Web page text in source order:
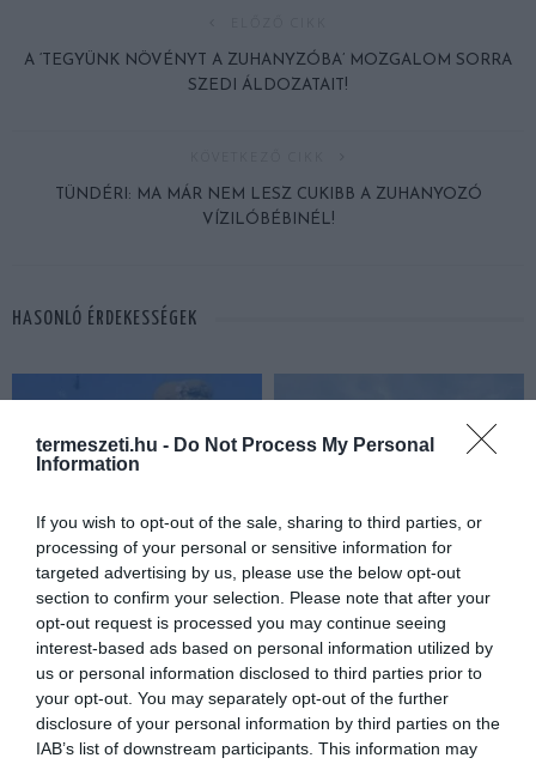
termeszeti.hu - Do Not Process My Personal
Information
If you wish to opt-out of the sale, sharing to third parties, or
processing of your personal or sensitive information for
targeted advertising by us, please use the below opt-out
section to confirm your selection. Please note that after your
opt-out request is processed you may continue seeing
interest-based ads based on personal information utilized by
us or personal information disclosed to third parties prior to
your opt-out. You may separately opt-out of the further
disclosure of your personal information by third parties on the
IAB’s list of downstream participants. This information may
A ‘TEGYÜNK NÖVÉNYT A ZUHANYZÓBA’ MOZGALOM SORRA
SZEDI ÁLDOZATAIT!
TÜNDÉRI: MA MÁR NEM LESZ CUKIBB A ZUHANYOZÓ
VÍZILÓBÉBINÉL!
HASONLÓ ÉRDEKESSÉGEK
A KORALLZÁTONY NEM CSAK
SZÍNES HALAKBÓL ÁLL: MOST
500 EDDIG ISMERETLEN
LAKÓJÁT MUTATTA MEG
2026-08-06
KIRÁNDULÁS A
PANNONHALMI
ARBORÉTUMBA
2026-08-04